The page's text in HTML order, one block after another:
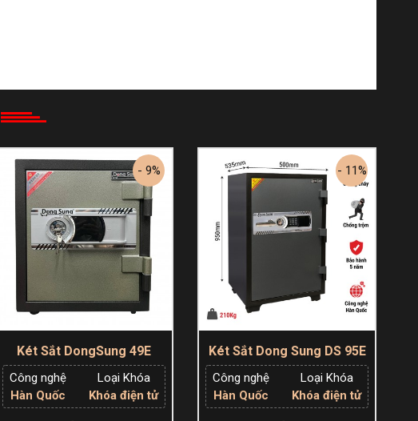
- 9%
Két Sắt DongSung 49E
Công nghệ
Hàn Quốc
Loại Khóa
Khóa điện tử
- 11%
Két Sắt Dong Sung DS 95E
Công nghệ
Hàn Quốc
Loại Khóa
Khóa điện tử